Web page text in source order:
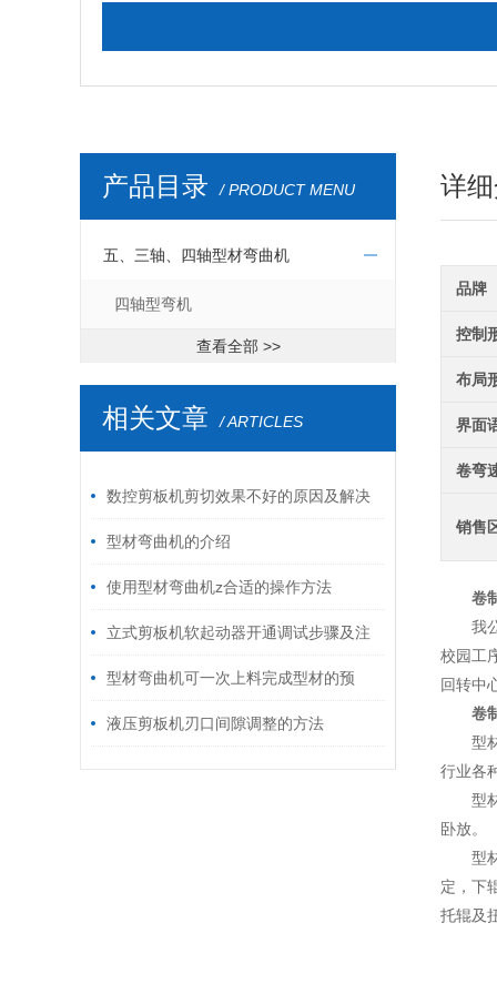
产品目录 / PRODUCT MENU
五、三轴、四轴型材弯曲机
四轴型弯机
查看全部 >>
相关文章 / ARTICLES
数控剪板机剪切效果不好的原因及解决
办法型材弯曲机的介绍
使用型材弯曲机z合适的操作方法
立式剪板机软起动器开通调试步骤及注
意事项
型材弯曲机可一次上料完成型材的预
弯，卷圆和校圆工序
液压剪板机刃口间隙调整的方法
详
品牌
控制
布局
界面
卷弯
销售
卷
我
校园工
回转中
卷
型
行业各
型
卧放。
型
定，下
托辊及